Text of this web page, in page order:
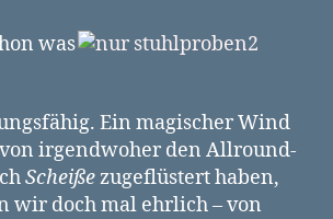
was
Ein magischer Wind
irgendwoher den Allround-
Scheißezugeflüstert haben,
wir doch mal ehrlich – von